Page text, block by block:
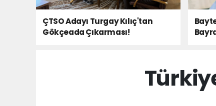
ÇTSO Adayı Turgay Kılıç'tan
Gökçeada Çıkarması!